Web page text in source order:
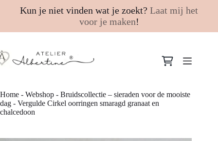
Kun je niet vinden wat je zoekt? Laat mij het
voor je maken!
naar
de
Winkelwagen
Home - Webshop - Bruidscollectie – sieraden voor de mooiste
dag - Vergulde Cirkel oorringen smaragd granaat en
chalcedoon